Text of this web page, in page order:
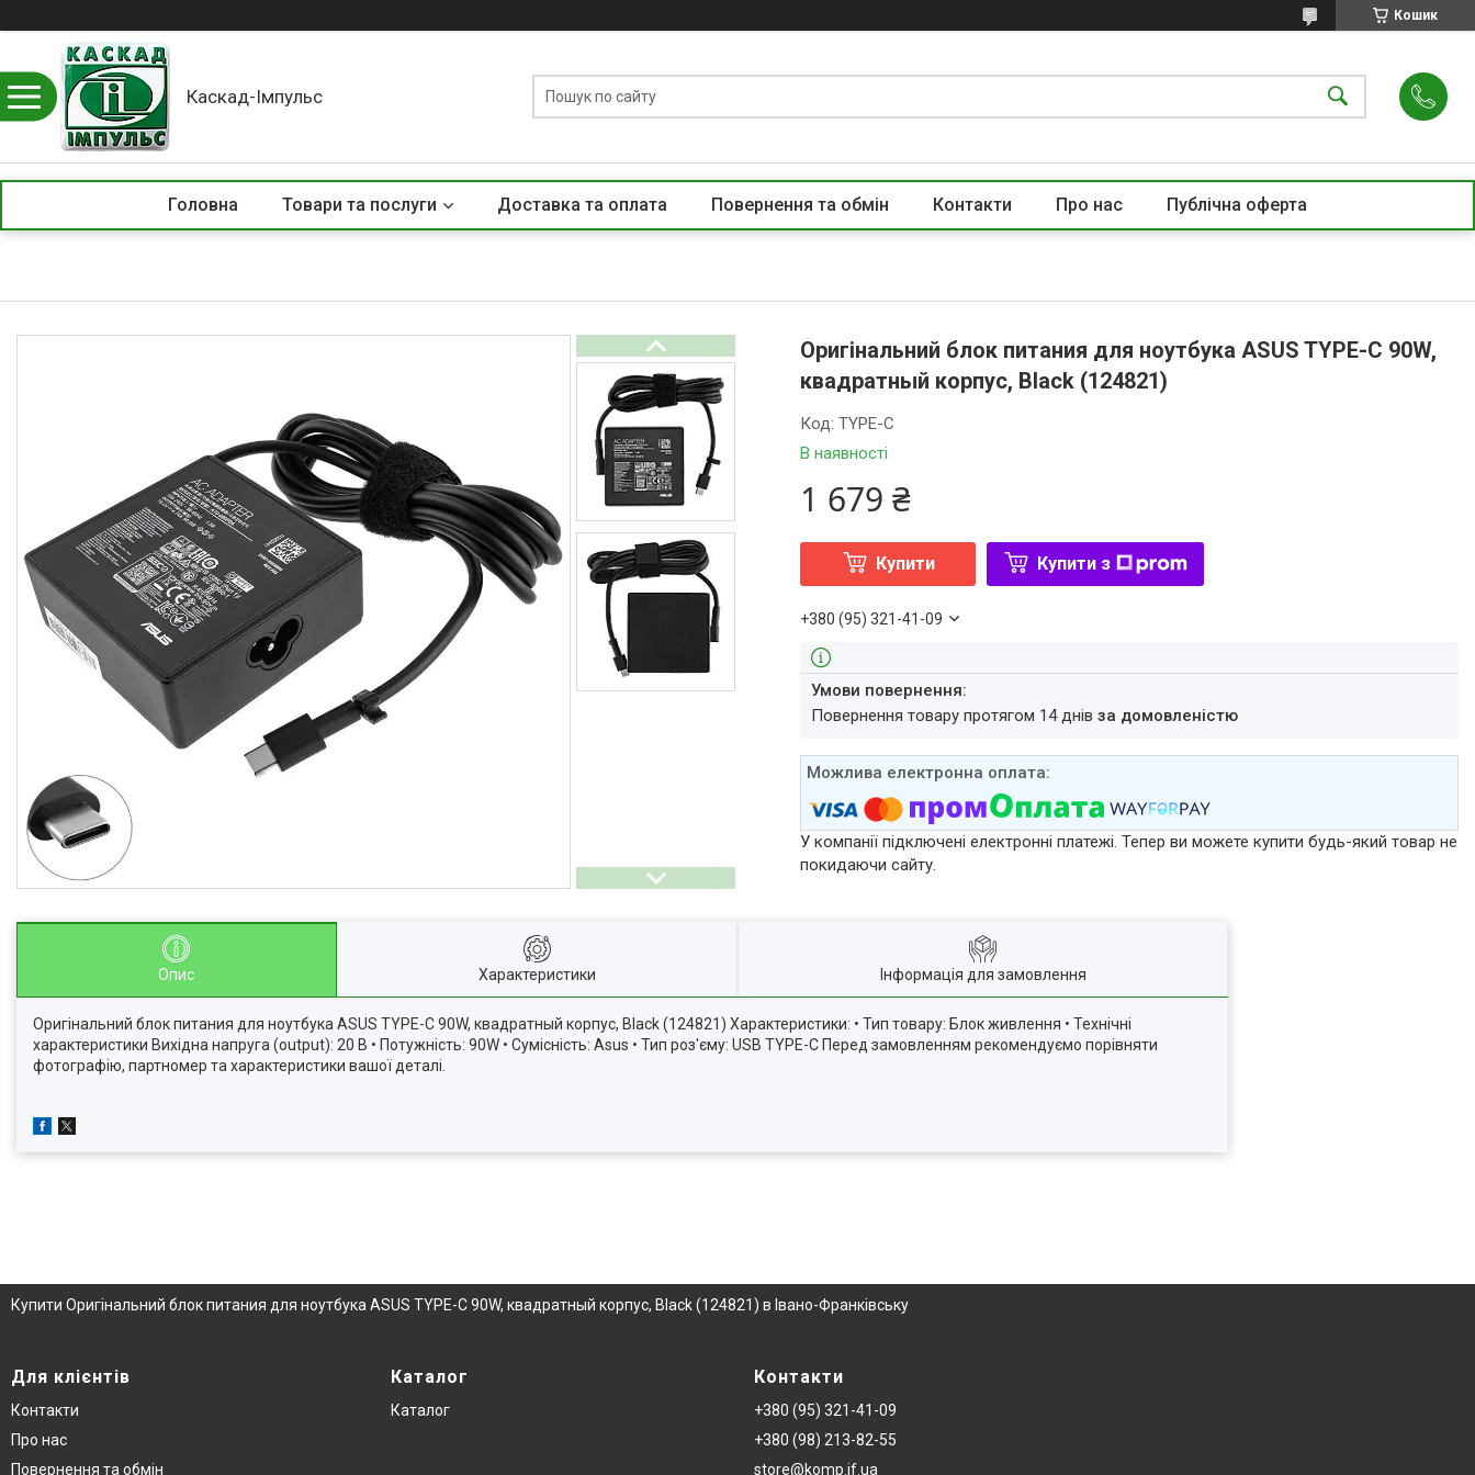
Кошик
Каскад-Імпульс
Головна Товари та послуги Доставка та оплата Повернення та обмін Контакти Про нас Публічна оферта
Оригінальний блок питания для ноутбука ASUS TYPE-C 90W,
квадратный корпус, Black (124821)
В наявності
Код:TYPE-C
1 679 ₴
Купити Купити з
+380 (95) 321-41-09
повернення товару протягом 14 днівза домовленістю
У компанії підключені електронні платежі. Тепер ви можете купити будь-який товар не
покидаючи сайту.
Опис Характеристики Інформація для замовлення
Оригінальний блок питания для ноутбука ASUS TYPE-C 90W, квадратный корпус, Black (124821) Характеристики: • Тип товару: Блок живлення • Технічні
характеристики Вихідна напруга (output): 20 В • Потужність: 90W • Сумісність: Asus • Тип роз'єму: USB TYPE-C Перед замовленням рекомендуємо порівняти
фотографію, партномер та характеристики вашої деталі.
Купити Оригінальний блок питания для ноутбука ASUS TYPE-C 90W, квадратный корпус, Black (124821) в Івано-Франківську
Для клієнтів
Контакти
Про нас
Повернення та обмін
Каталог
Каталог
Контакти
+380 (95) 321-41-09
+380 (98) 213-82-55
store@komp.if.ua